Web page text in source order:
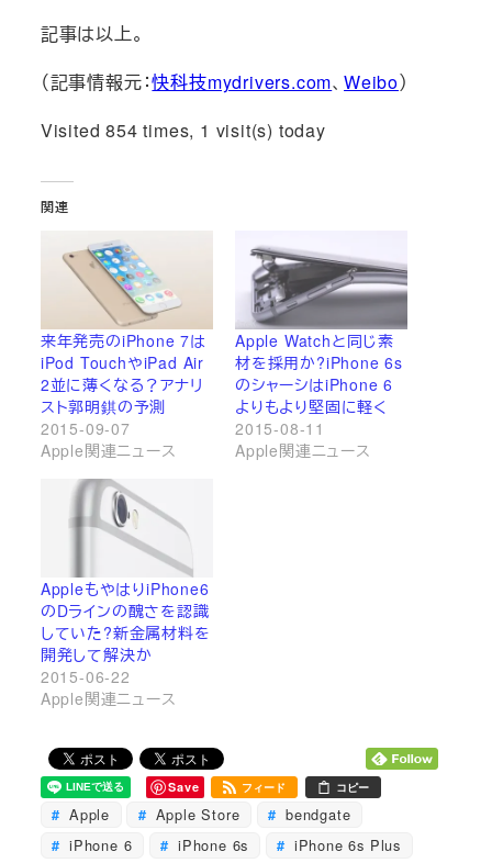
記事は以上。
（記事情報元：快科技mydrivers.com、Weibo）
Visited 854 times, 1 visit(s) today
関連
来年発売のiPhone 7は
iPod TouchやiPad Air
2並に薄くなる？アナリ
スト郭明錤の予測
2015-09-07
Apple関連ニュース
Apple Watchと同じ素
材を採用か?iPhone 6s
のシャーシはiPhone 6
よりもより堅固に軽く
2015-08-11
Apple関連ニュース
AppleもやはりiPhone6
のDラインの醜さを認識
していた?新金属材料を
開発して解決か
2015-06-22
Apple関連ニュース
Save フィード コピー
Apple Apple Store
bendgate
iPhone 6
iPhone 6s
iPhone 6s Plus